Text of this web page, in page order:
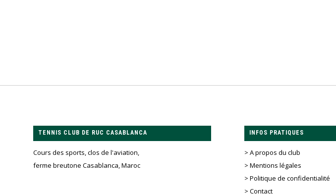
TENNIS CLUB DE RUC CASABLANCA
Cours des sports, clos de l'aviation,
ferme breutone Casablanca, Maroc
INFOS PRATIQUES
> A propos du club
> Mentions légales
> Politique de confidentialité
> Contact